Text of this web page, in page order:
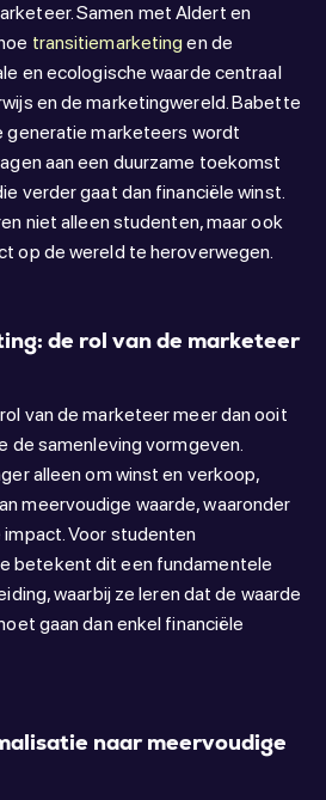
Samen met Aldert en
transitiemarketing en de
en ecologische waarde centraal
en de marketingwereld. Babette
generatie marketeers wordt
aan een duurzame toekomst
verder gaat dan financiële winst.
niet alleen studenten, maar ook
op de wereld te heroverwegen.
de rol van de marketeer
van de marketeer meer dan ooit
de samenleving vormgeven.
alleen om winst en verkoop,
meervoudige waarde, waaronder
Voor studenten
betekent dit een fundamentele
waarbij ze leren dat de waarde
gaan dan enkel financiële
naar meervoudige